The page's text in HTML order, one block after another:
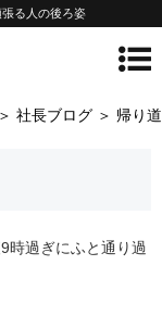
る人の後ろ姿
社長ブログ ＞ 帰り道
時過ぎにふと通り過